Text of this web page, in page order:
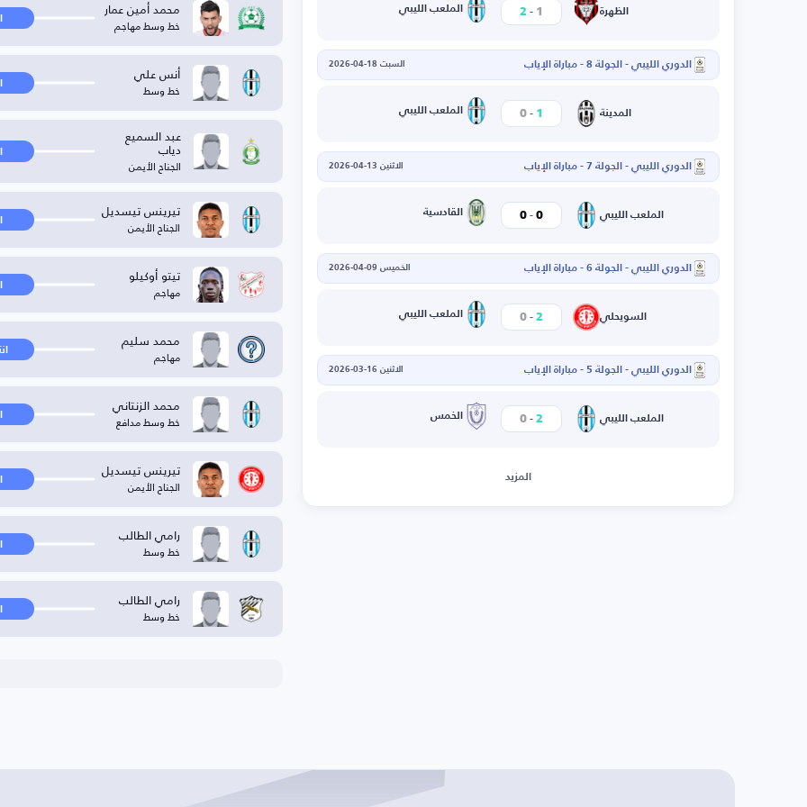
الظهرة 1
-
2 الملعب الليبي
الدوري الليبي - الجولة 8 - مباراة الإياب السبت 18-04-2026
المدينة 1
-
0 الملعب الليبي
الدوري الليبي - الجولة 7 - مباراة الإياب الاثنين 13-04-2026
الملعب الليبي 0
-
0 القادسية
الدوري الليبي - الجولة 6 - مباراة الإياب الخميس 09-04-2026
السويحلي 2
-
0 الملعب الليبي
الدوري الليبي - الجولة 5 - مباراة الإياب الاثنين 16-03-2026
الملعب الليبي 2
-
0 الخمس
المزيد
محمد أمين عمار
خط وسط مهاجم
أنس علي
خط وسط
عبد السميع
دياب
الجناح الأيمن
تيرينس تيسديل
الجناح الأيمن
تيتو أوكيلو
مهاجم
محمد سليم
مهاجم
محمد الزنتاني
خط وسط مدافع
تيرينس تيسديل
الجناح الأيمن
رامي الطالب
خط وسط
رامي الطالب
خط وسط